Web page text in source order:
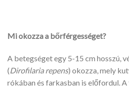
Mi okozza a bőrférgességet?
A betegséget egy 5-15 cm hosszú,
(Dirofilaria repens) okozza, mely
rókában és farkasban is előfordul.